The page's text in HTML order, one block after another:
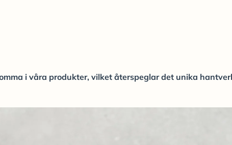
i våra produkter, vilket återspeglar det unika